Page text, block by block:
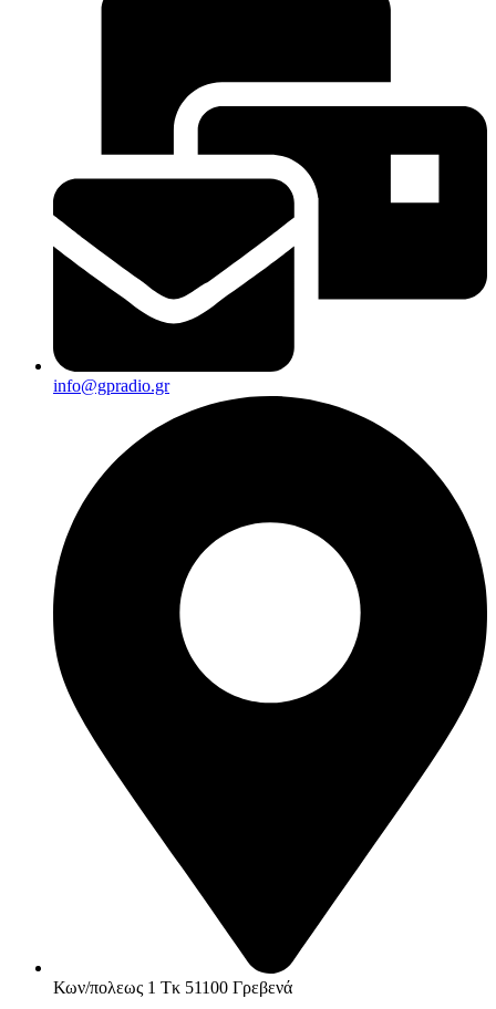
info@gpradio.gr
Κων/πολεως 1 Τκ 51100 Γρεβενά